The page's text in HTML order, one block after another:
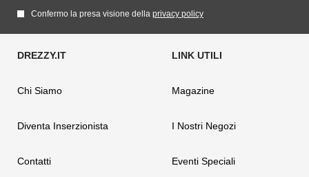
Confermo la presa visione della privacy policy
Chi Siamo
Diventa Inserzionista
Contatti
Magazine
I Nostri Negozi
Eventi Speciali